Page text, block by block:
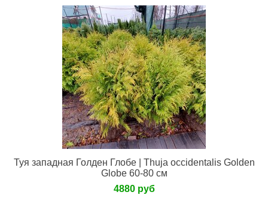
Туя западная Голден Глобе | Thuja occidentalis Golden
Globe 60-80 см
4880 руб